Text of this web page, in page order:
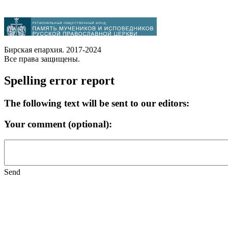
Бирская епархия. 2017-2024
Все права защищены.
Spelling error report
The following text will be sent to our editors:
Your comment (optional):
Send